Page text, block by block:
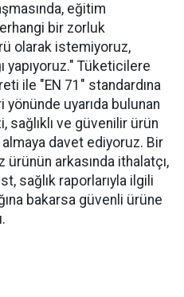
eğitim
bir zorluk
olarak istemiyoruz,
yapıyoruz." Tüketicilere
ile "EN 71" standardına
uyarıda bulunan
ve güvenilir ürün
davet ediyoruz. Bir
ürünün arkasında ithalatçı,
sağlık raporlarıyla ilgili
bakarsa güvenli ürüne